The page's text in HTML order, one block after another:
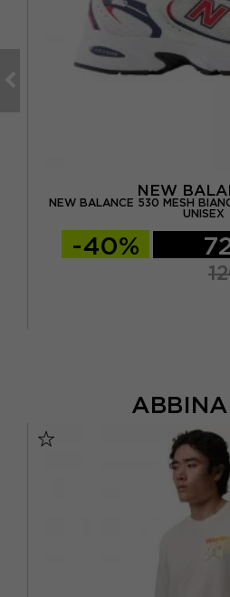
NEW
NEW BALANCE 530 MESH
UNISEX
-40%